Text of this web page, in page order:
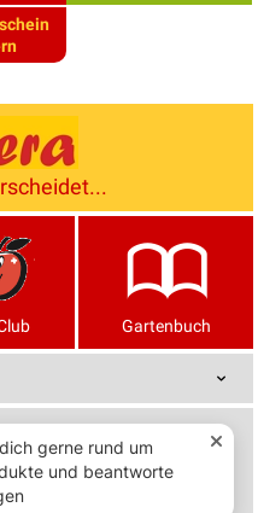
Gartenbuch